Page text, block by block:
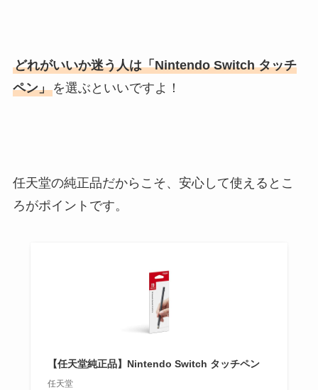
どれがいいか迷う人は「Nintendo Switch タッチ
ペン」を選ぶといいですよ！
任天堂の純正品だからこそ、安心して使えるとこ
ろがポイントです。
【任天堂純正品】Nintendo Switch タッチペン
任天堂